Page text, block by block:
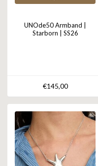
UNOde50 Armband |
Starborn | SS26
€145,00